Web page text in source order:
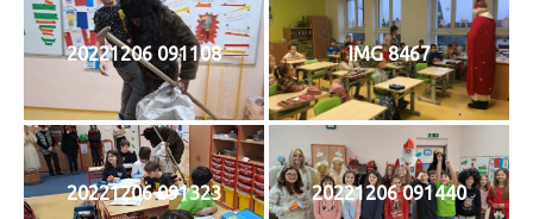
20221206 091108 IMG 8467
20221206 091323 20221206 091440